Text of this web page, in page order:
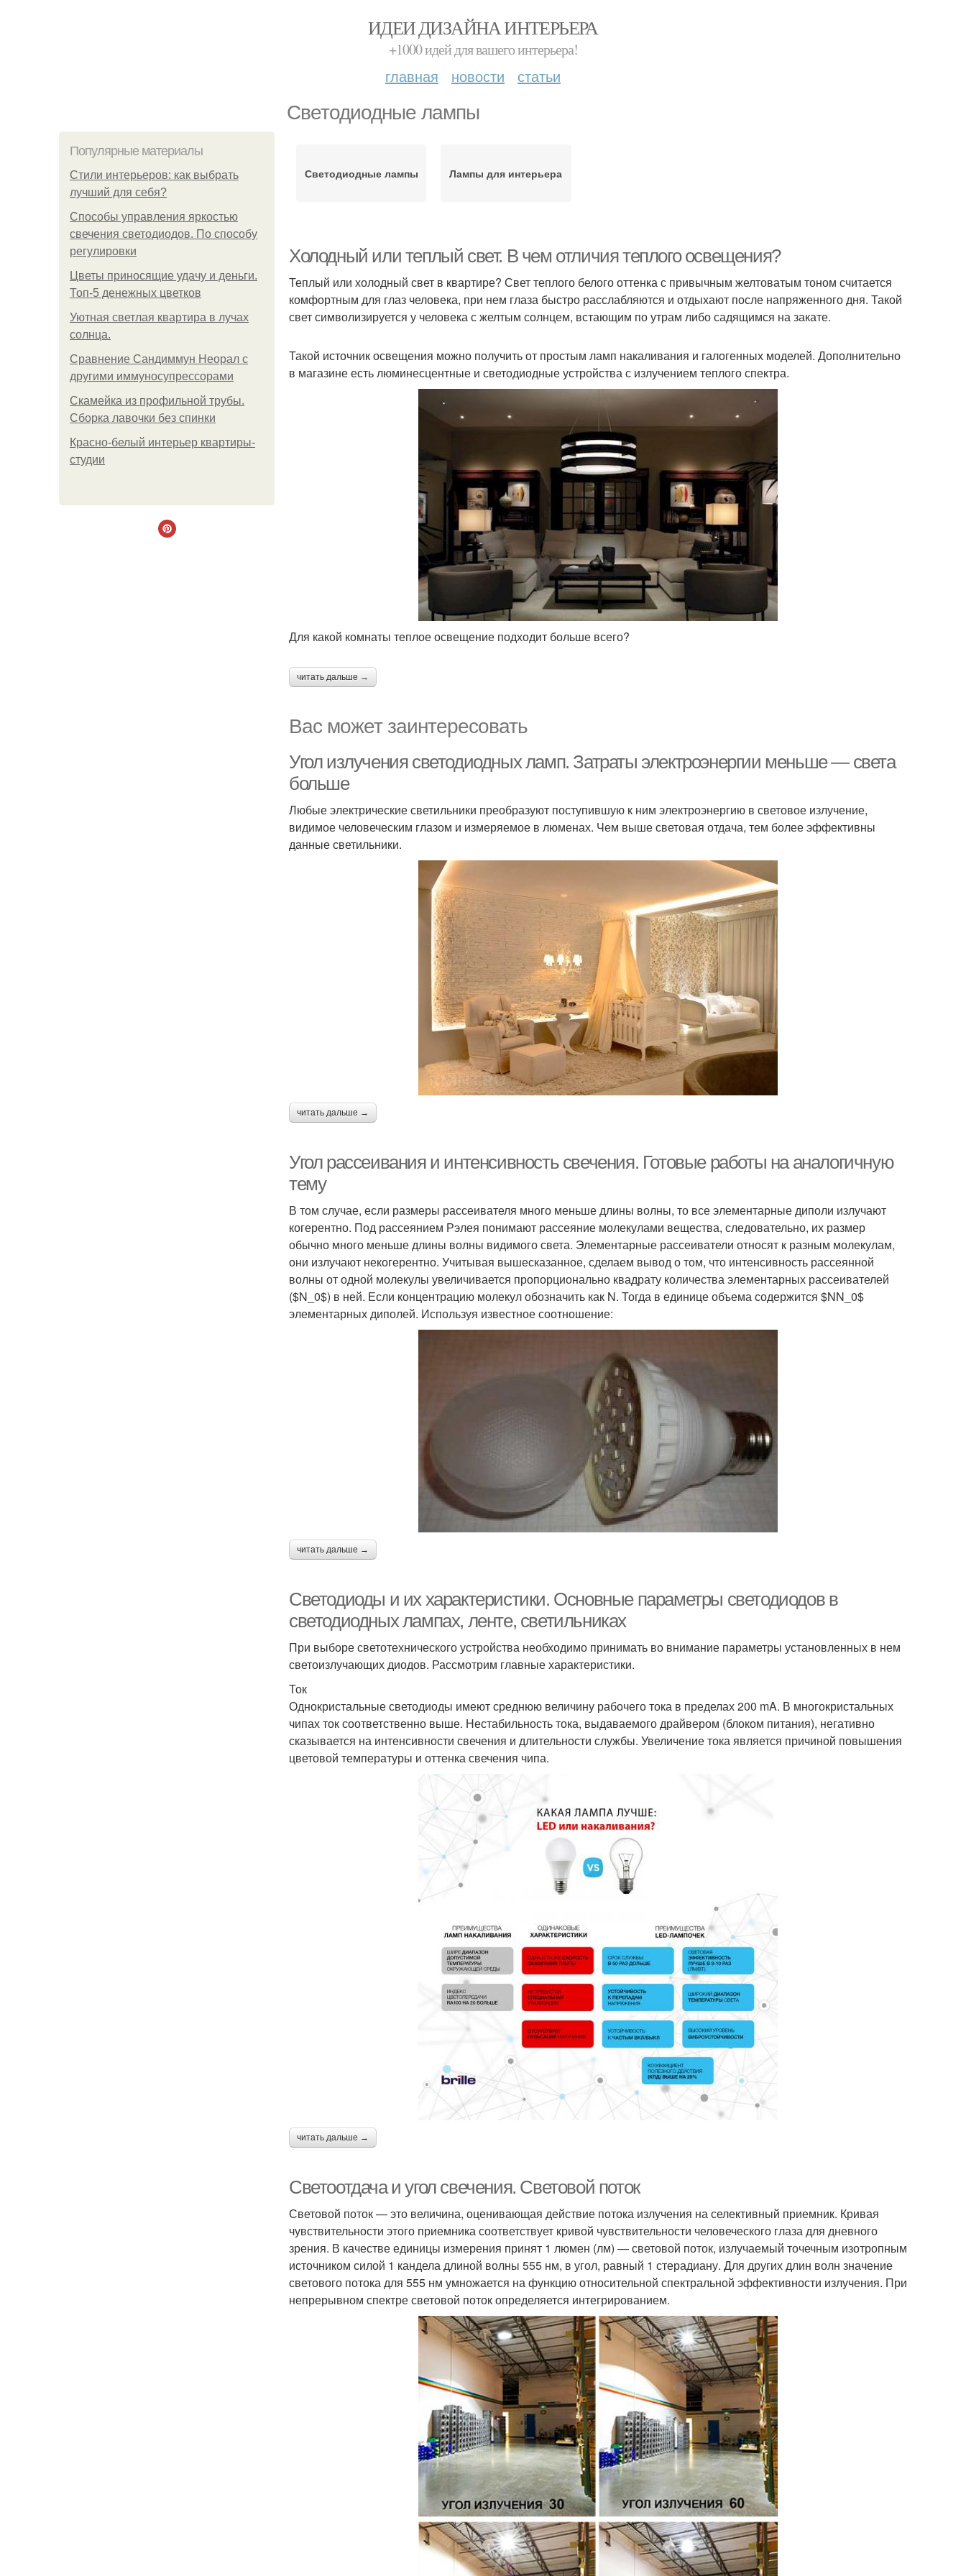
ИДЕИ ДИЗАЙНА ИНТЕРЬЕРА
+1000 идей для вашего интерьера!
главная новости статьи
Cветодиодные лампы
Популярные материалы
Стили интерьеров: как выбрать
лучший для себя?
Способы управления яркостью
свечения светодиодов. По способу
регулировки
Цветы приносящие удачу и деньги.
Топ-5 денежных цветков
Уютная светлая квартира в лучах
солнца.
Сравнение Сандиммун Неорал с
другими иммуносупрессорами
Скамейка из профильной трубы.
Сборка лавочки без спинки
Красно-белый интерьер квартиры-
студии
Светодиодные лампы Лампы для интерьера
Холодный или теплый свет. В чем отличия теплого освещения?
Теплый или холодный свет в квартире? Свет теплого белого оттенка с привычным желтоватым тоном считается
комфортным для глаз человека, при нем глаза быстро расслабляются и отдыхают после напряженного дня. Такой
свет символизируется у человека с желтым солнцем, встающим по утрам либо садящимся на закате.
Такой источник освещения можно получить от простым ламп накаливания и галогенных моделей. Дополнительно
в магазине есть люминесцентные и светодиодные устройства с излучением теплого спектра.
Для какой комнаты теплое освещение подходит больше всего?
читать дальше →
Вас может заинтересовать
Угол излучения светодиодных ламп. Затраты электроэнергии меньше — света
больше
Любые электрические светильники преобразуют поступившую к ним электроэнергию в световое излучение,
видимое человеческим глазом и измеряемое в люменах. Чем выше световая отдача, тем более эффективны
данные светильники.
читать дальше →
Угол рассеивания и интенсивность свечения. Готовые работы на аналогичную
тему
В том случае, если размеры рассеивателя много меньше длины волны, то все элементарные диполи излучают
когерентно. Под рассеянием Рэлея понимают рассеяние молекулами вещества, следовательно, их размер
обычно много меньше длины волны видимого света. Элементарные рассеиватели относят к разным молекулам,
они излучают некогерентно. Учитывая вышесказанное, сделаем вывод о том, что интенсивность рассеянной
волны от одной молекулы увеличивается пропорционально квадрату количества элементарных рассеивателей
($N_0$) в ней. Если концентрацию молекул обозначить как N. Тогда в единице объема содержится $NN_0$
элементарных диполей. Используя известное соотношение:
читать дальше →
Светодиоды и их характеристики. Основные параметры светодиодов в
светодиодных лампах, ленте, светильниках
При выборе светотехнического устройства необходимо принимать во внимание параметры установленных в нем
светоизлучающих диодов. Рассмотрим главные характеристики.
Ток
Однокристальные светодиоды имеют среднюю величину рабочего тока в пределах 200 mA. В многокристальных
чипах ток соответственно выше. Нестабильность тока, выдаваемого драйвером (блоком питания), негативно
сказывается на интенсивности свечения и длительности службы. Увеличение тока является причиной повышения
цветовой температуры и оттенка свечения чипа.
читать дальше →
Светоотдача и угол свечения. Световой поток
Световой поток — это величина, оценивающая действие потока излучения на селективный приемник. Кривая
чувствительности этого приемника соответствует кривой чувствительности человеческого глаза для дневного
зрения. В качестве единицы измерения принят 1 люмен (лм) — световой поток, излучаемый точечным изотропным
источником силой 1 кандела длиной волны 555 нм, в угол, равный 1 стерадиану. Для других длин волн значение
светового потока для 555 нм умножается на функцию относительной спектральной эффективности излучения. При
непрерывном спектре световой поток определяется интегрированием.